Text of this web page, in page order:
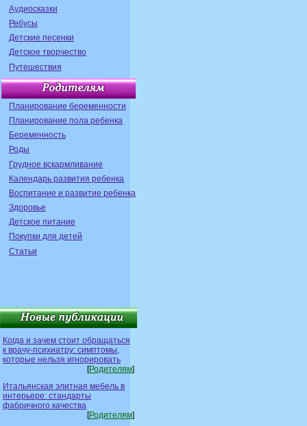
Аудиосказки
Ребусы
Детские песенки
Детское творчество
Путешествия
Планирование беременности
Планирование пола ребенка
Беременность
Роды
Грудное вскармливание
Календарь развития ребенка
Воспитание и развитие ребенка
Здоровье
Детское питание
Покупки для детей
Статьи
Когда и зачем стоит обращаться
к врачу-психиатру: симптомы,
которые нельзя игнорировать
[Родителям]
Итальянская элитная мебель в
интерьере: стандарты
фабричного качества
[Родителям]